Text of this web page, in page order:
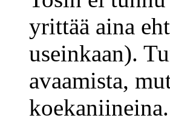
yrittää aina
useinkaan).
avaamista,
koekaniineina.